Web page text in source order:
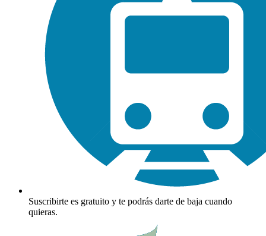
Suscribirte es gratuito y te podrás darte de baja cuando
quieras.